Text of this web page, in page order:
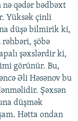
qədər bədbəxt
Yüksək çinli
düşə bilmirik ki,
şöbə
şəxslərdir ki,
görünür. Bu,
Əli Həsənov bu
Şəxsən
düşmək
Hətta ondan